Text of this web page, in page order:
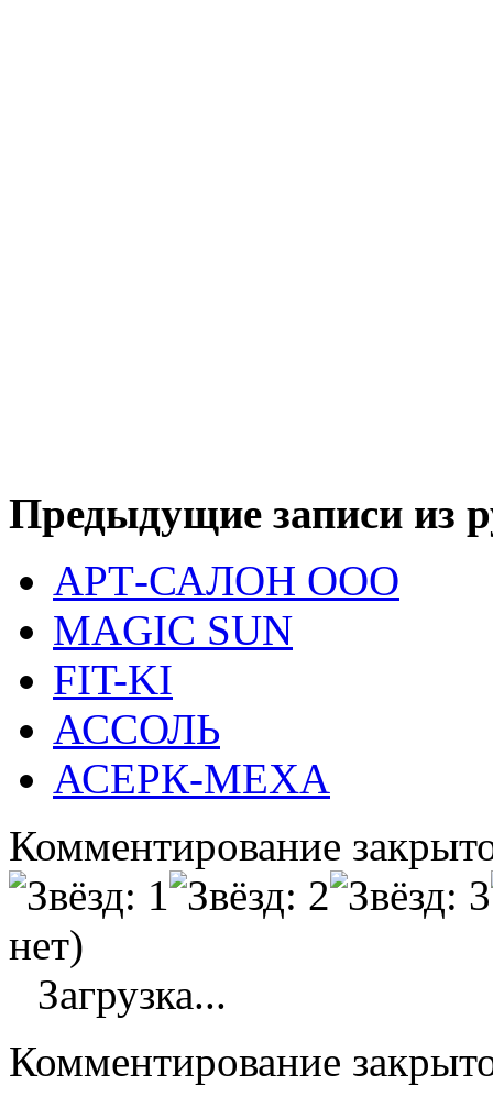
Предыдущие записи из
АРТ-САЛОН ООО
MAGIC SUN
FIT-KI
АССОЛЬ
АСЕРК-МЕХА
Комментирование
нет)
Загрузка...
Комментирование